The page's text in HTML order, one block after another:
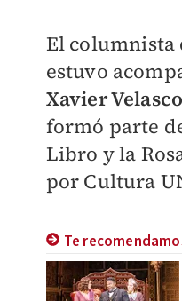
El columnista
estuvo
Xavier Velasco
formó parte
Libro y la
por Cultura
Te